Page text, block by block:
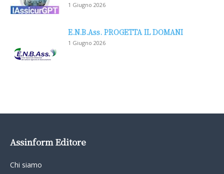
1 Giugno 2026
E.N.B.Ass. PROGETTA IL DOMANI
1 Giugno 2026
Assinform Editore
Chi siamo